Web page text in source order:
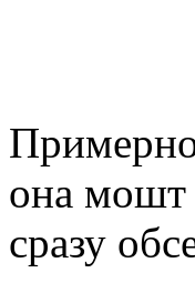
она мошт
сразу